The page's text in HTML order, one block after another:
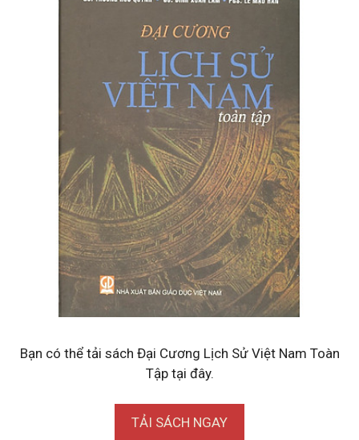
Bạn có thể tải sách Đại Cương Lịch Sử Việt Nam Toàn
Tập tại đây.
TẢI SÁCH NGAY